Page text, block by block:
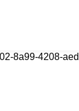
8a99-4208-